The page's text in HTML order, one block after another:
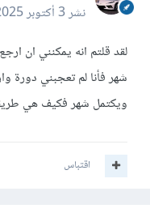
نشر3 أكتوبر 2025
لقد قلتم انه يمكنني ان
شهر فأنا لم تعجبني دورة
ويكتمل شهر فكيف هي
اقتباس